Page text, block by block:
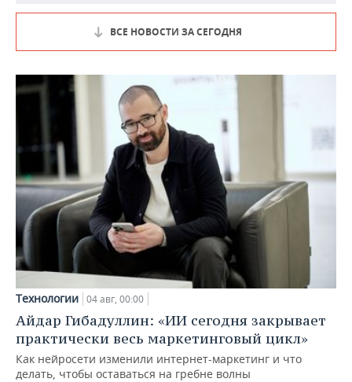
ВСЕ НОВОСТИ ЗА СЕГОДНЯ
Технологии 04 авг, 00:00
Айдар Гибадуллин: «ИИ сегодня закрывает
практически весь маркетинговый цикл»
Как нейросети изменили интернет-маркетинг и что
делать, чтобы оставаться на гребне волны